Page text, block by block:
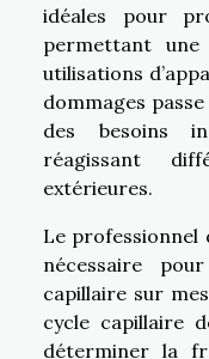
idéales pour
permettant une
utilisations
dommages
des besoins
réagissant
extérieures.
Le professionnel
nécessaire
capillaire sur
cycle capillaire
déterminer la